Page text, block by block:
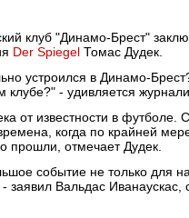
клуб "Динамо-Брест"
Der Spiegel Томас Дудек.
устроился в Динамо-
- удивляется
от известности в футболе.
когда по крайней
прошли, отмечает Дудек.
событие не только для
заявил Вальдас Иванаускас,